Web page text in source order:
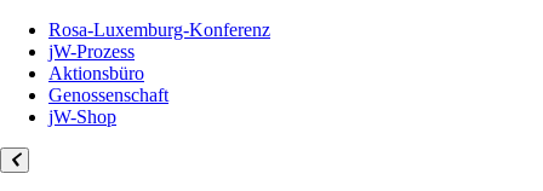
Rosa-Luxemburg-Konferenz
jW-Prozess
Aktionsbüro
Genossenschaft
jW-Shop